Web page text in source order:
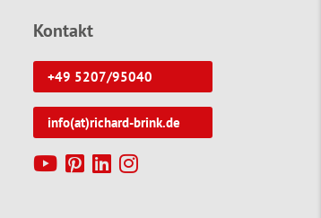
Kontakt
+49 5207/95040
info(at)richard-brink.de